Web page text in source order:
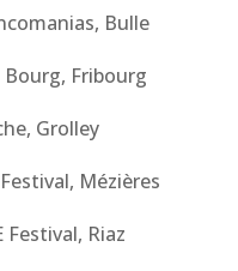
Bulle
Fribourg
Grolley
Mézières
Festival, Riaz